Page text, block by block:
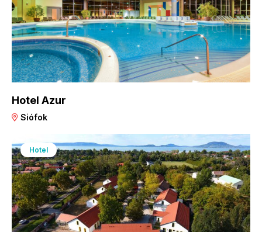
Hotel Azur
Siófok
Hotel